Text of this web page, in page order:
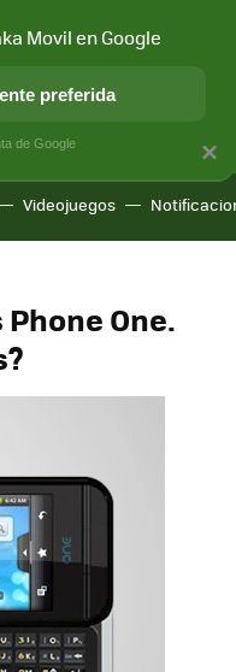
APLICACIONES
Videojuegos
One.
×
Movil en Google
preferida
de Google